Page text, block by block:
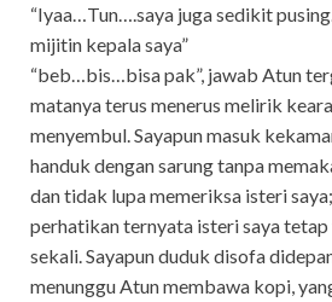
“Iyaa…Tun….saya juga sedikit
mijitin kepala saya”
“beb…bis…bisa pak”, jawab Atun
matanya terus menerus melirik
menyembul. Sayapun masuk
handuk dengan sarung tanpa
dan tidak lupa memeriksa isteri
perhatikan ternyata isteri saya
sekali. Sayapun duduk disofa
menunggu Atun membawa kopi,